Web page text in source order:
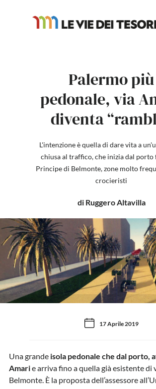
Palermo più
pedonale, via
diventa
L'intenzione è quella di dare vita a
chiusa al traffico, che inizia dal porto
Principe di Belmonte, zone molto
crocieristi
di Ruggero Altavilla
17 Aprile 2019
Una grande isola pedonale che dal porto,
Amarie arriva fino a quella già esistente di
Belmonte. È la proposta dell’assessore